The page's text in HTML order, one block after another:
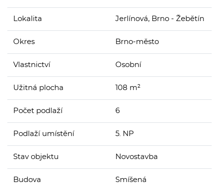
Lokalita Jerlínová, Brno - Žebětín
Okres Brno-město
Vlastnictví Osobní
Užitná plocha 108 m²
Počet podlaží 6
Podlaží umístění 5. NP
Stav objektu Novostavba
Budova Smíšená